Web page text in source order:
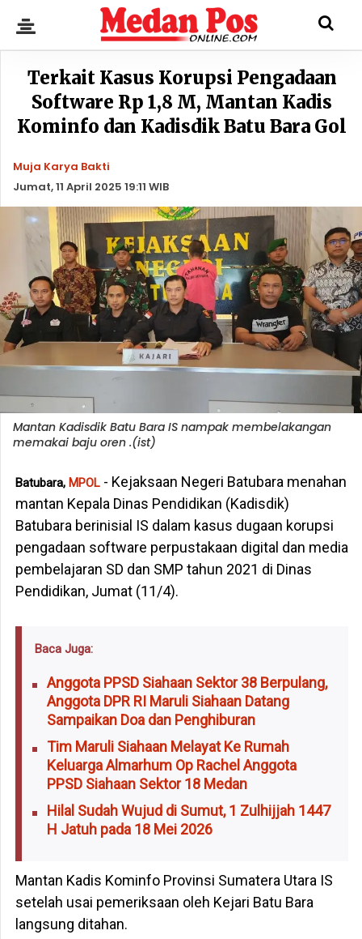
Terkait Kasus Korupsi Pengadaan
Software Rp 1,8 M, Mantan Kadis
Kominfo dan Kadisdik Batu Bara Gol
Muja Karya Bakti
Jumat, 11 April 2025 19:11 WIB
Mantan Kadisdik Batu Bara IS nampak membelakangan
memakai baju oren .(ist)
Batubara, MPOL- Kejaksaan Negeri Batubara menahan
mantan Kepala Dinas Pendidikan (Kadisdik)
Batubara berinisial IS dalam kasus dugaan korupsi
pengadaan software perpustakaan digital dan media
pembelajaran SD dan SMP tahun 2021 di Dinas
Pendidikan, Jumat (11/4).
Baca Juga:
Anggota PPSD Siahaan Sektor 38 Berpulang,
Anggota DPR RI Maruli Siahaan Datang
Sampaikan Doa dan Penghiburan
Tim Maruli Siahaan Melayat Ke Rumah
Keluarga Almarhum Op Rachel Anggota
PPSD Siahaan Sektor 18 Medan
Hilal Sudah Wujud di Sumut, 1 Zulhijjah 1447
H Jatuh pada 18 Mei 2026
Mantan Kadis Kominfo Provinsi Sumatera Utara IS
setelah usai pemeriksaan oleh Kejari Batu Bara
langsung ditahan.